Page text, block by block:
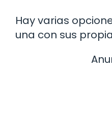
Hay varias
una con sus